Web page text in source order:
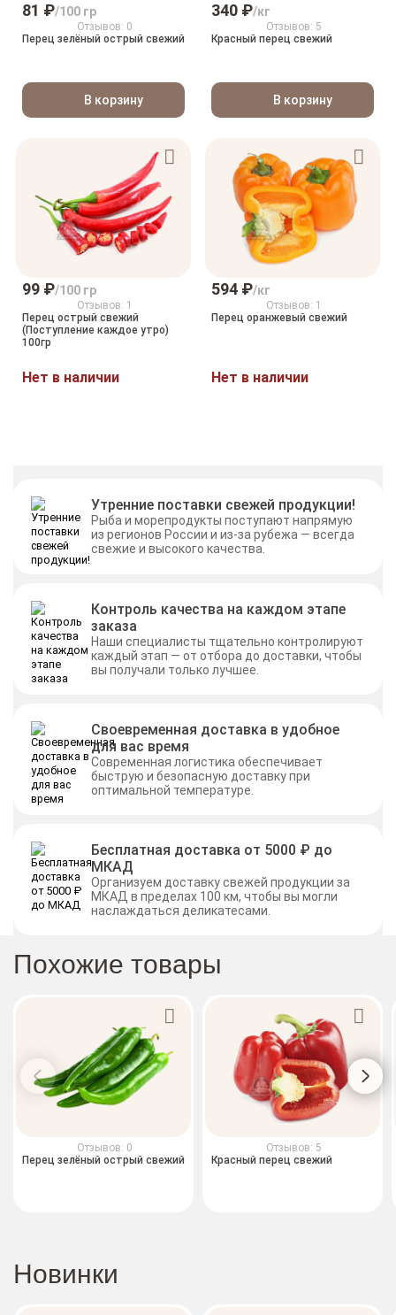
81 ₽/100 гр
Отзывов: 0
Перец зелёный острый свежий
В корзину
340 ₽/кг
Отзывов: 5
Красный перец свежий
В корзину
99 ₽/100 гр
Отзывов: 1
Перец острый свежий
(Поступление каждое утро)
100гр
Нет в наличии
594 ₽/кг
Отзывов: 1
Перец оранжевый свежий
Нет в наличии
Утренние поставки свежей продукции!
Рыба и морепродукты поступают напрямую
из регионов России и из-за рубежа — всегда
свежие и высокого качества.
Контроль качества на каждом этапе
заказа
Наши специалисты тщательно контролируют
каждый этап — от отбора до доставки, чтобы
вы получали только лучшее.
Своевременная доставка в удобное
для вас время
Современная логистика обеспечивает
быструю и безопасную доставку при
оптимальной температуре.
Бесплатная доставка от 5000 ₽ до
МКАД
Организуем доставку свежей продукции за
МКАД в пределах 100 км, чтобы вы могли
наслаждаться деликатесами.
Похожие товары
Отзывов: 0
Перец зелёный острый свежий
Отзывов: 5
Красный перец свежий
Новинки